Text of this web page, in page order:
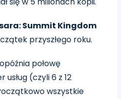
Summit Kingdom
przyszłego roku.
połowę
(czyli 6 z 12
wszystkie